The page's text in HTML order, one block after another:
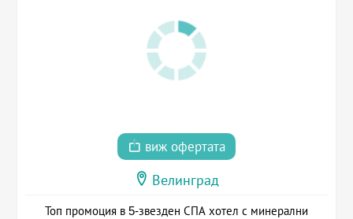
виж офертата
Велинград
Топ промоция в 5-звезден СПА хотел с минерални